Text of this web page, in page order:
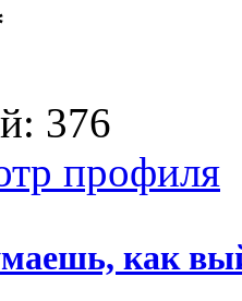
376
как